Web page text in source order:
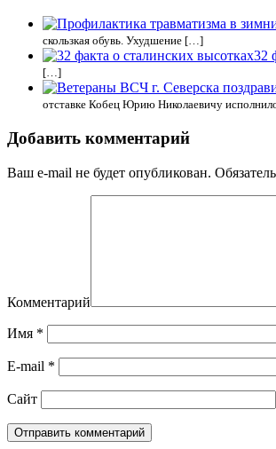
скользкая обувь. Ухудшение […]
32
[…]
отставке Кобец Юрию Николаевичу
Добавить комментарий
Ваш e-mail не будет опубликован.
Комментарий
Имя *
E-mail *
Сайт